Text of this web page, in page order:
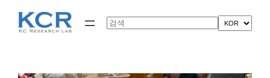
Search